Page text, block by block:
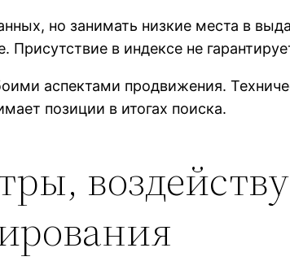
но занимать низкие места в
в индексе не
аспектами продвижения.
позиции в итогах поиска.